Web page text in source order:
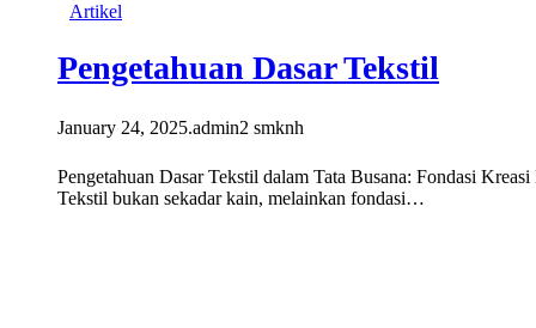
Artikel
Pengetahuan Dasar Tekstil
January 24, 2025.admin2 smknh
Pengetahuan Dasar Tekstil dalam Tata Busana: Fondasi
Tekstil bukan sekadar kain, melainkan fondasi…